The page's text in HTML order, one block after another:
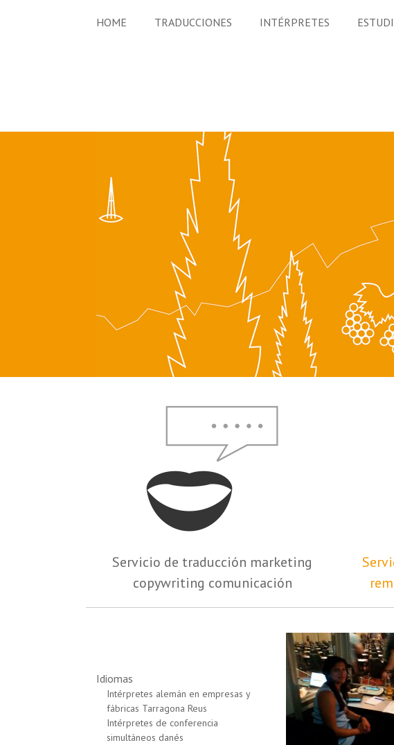
HOME TRADUCCIONES INTÉRPRETES
Servicio de traducción marketing
copywriting comunicación
Idiomas
Intérpretes alemán en empresas y
fábricas Tarragona Reus
Intérpretes de conferencia
simultáneos danés